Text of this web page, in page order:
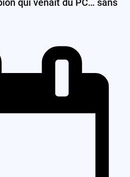
qui venait du PC… sans